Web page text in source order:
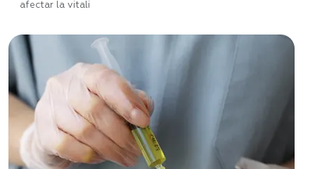
afectar la vitali